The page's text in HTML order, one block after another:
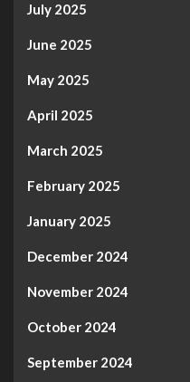
July 2025
June 2025
May 2025
April 2025
March 2025
February 2025
January 2025
December 2024
November 2024
October 2024
September 2024